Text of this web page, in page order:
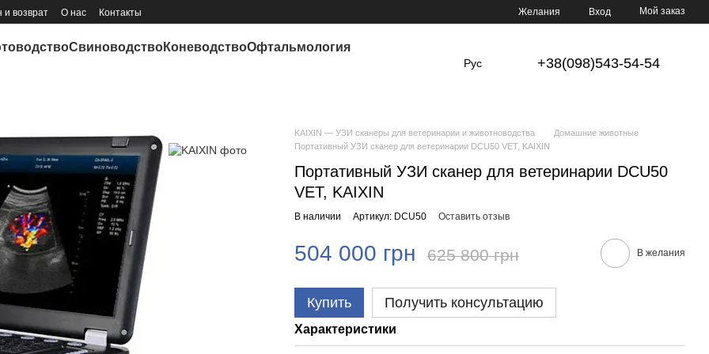
возврат О нас Контакты Желания Вход Мой заказ
СвиноводствоКоневодствоОфтальмология
Рус +38(098)543-54-54
KAIXIN — УЗИ сканеры для ветеринарии и животноводства
Домашние животные
Портативный УЗИ сканер для ветеринарии DCU50 VET, KAIXIN
Портативный УЗИ сканер для ветеринарии DCU50
VET, KAIXIN
В наличии Артикул: DCU50 Оставить отзыв
504 000 грн 625 800 грн В желания
Купить Получить консультацию
Характеристики